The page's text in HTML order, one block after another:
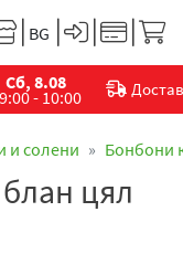
Сб, 8.08
- 10:00
и солени Бонбони
цял